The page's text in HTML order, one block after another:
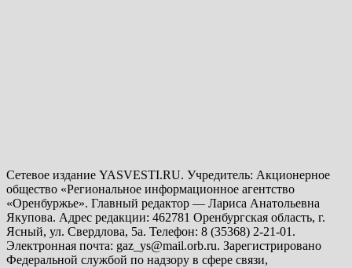
Сетевое издание YASVESTI.RU. Учредитель: Акционерное
общество «Региональное информационное агентство
«Оренбуржье». Главный редактор — Лариса Анатольевна
Якупова. Адрес редакции: 462781 Оренбургская область, г.
Ясный, ул. Свердлова, 5а. Телефон: 8 (35368) 2-21-01.
Электронная почта: gaz_ys@mail.orb.ru. Зарегистрировано
Федеральной службой по надзору в сфере связи,